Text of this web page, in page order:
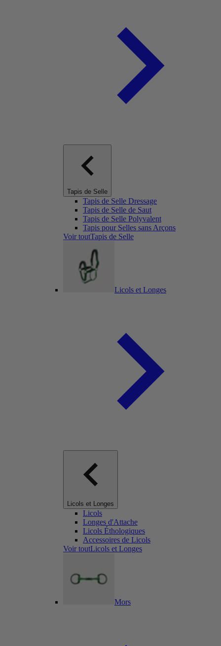
Tapis de Selle
Tapis de Selle Dressage
Tapis de Selle de Saut
Tapis de Selle Polyvalent
Tapis pour Selles sans Arçons
Voir toutTapis de Selle
Licols et Longes
Licols et Longes
Licols
Longes d'Attache
Licols Éthologiques
Accessoires de Licols
Voir toutLicols et Longes
Mors